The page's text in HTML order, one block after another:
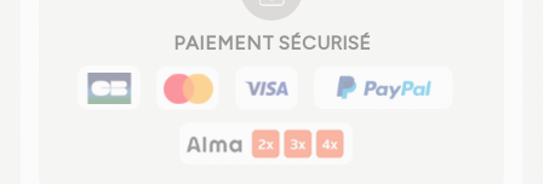
PAIEMENT SÉCURISÉ